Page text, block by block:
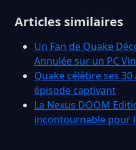
Articles similaires
Un Fan de Quake
Annulée sur un PC
Quake célèbre ses
épisode captivant
La Nexus DOOM
incontournable pour